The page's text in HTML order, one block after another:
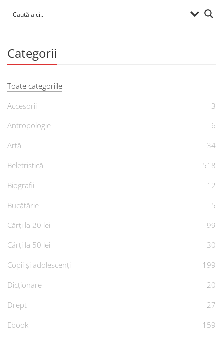
Categorii
Toate categoriile
Accesorii
3
Antropologie
6
Artă
34
Beletristică
518
Biografii
12
Bucătărie
5
Cărți la 20 lei
99
Cărți la 50 lei
30
Copii și adolescenți
199
Dicționare
20
Drept
27
Ebook
159